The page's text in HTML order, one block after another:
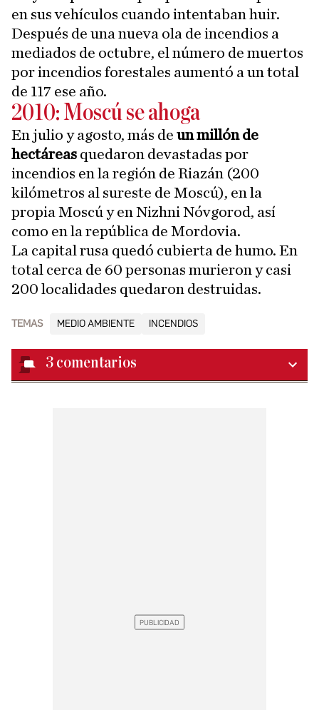
en sus vehículos cuando intentaban huir.
Después de una nueva ola de incendios a
mediados de octubre, el número de muertos
por incendios forestales aumentó a un total
de 117 ese año.
2010: Moscú se ahoga
En julio y agosto, más de un millón de
hectáreas quedaron devastadas por
incendios en la región de Riazán (200
kilómetros al sureste de Moscú), en la
propia Moscú y en Nizhni Nóvgorod, así
como en la república de Mordovia.
La capital rusa quedó cubierta de humo. En
total cerca de 60 personas murieron y casi
200 localidades quedaron destruidas.
TEMAS MEDIO AMBIENTE INCENDIOS
3 comentarios